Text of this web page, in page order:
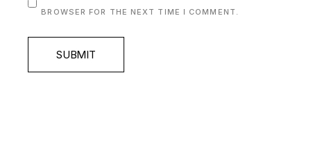
BROWSER FOR THE NEXT TIME I COMMENT.
SUBMIT